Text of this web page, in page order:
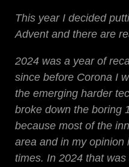
This year I decided
Advent and there are
2024 was a year of
since before Corona I
the emerging harder
broke down the boring
because most of the
area and in my opinion
times. In 2024 that